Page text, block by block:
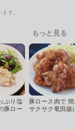
す。
もっと見る
ぷり塩
豚ロー
豚ロース肉で
サクサク竜田揚